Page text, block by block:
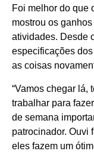
Foi melhor do que
mostrou os
atividades. Desde
especificações
as coisas
“Vamos chegar lá,
trabalhar para
de semana
patrocinador. Ouvi
eles fazem um